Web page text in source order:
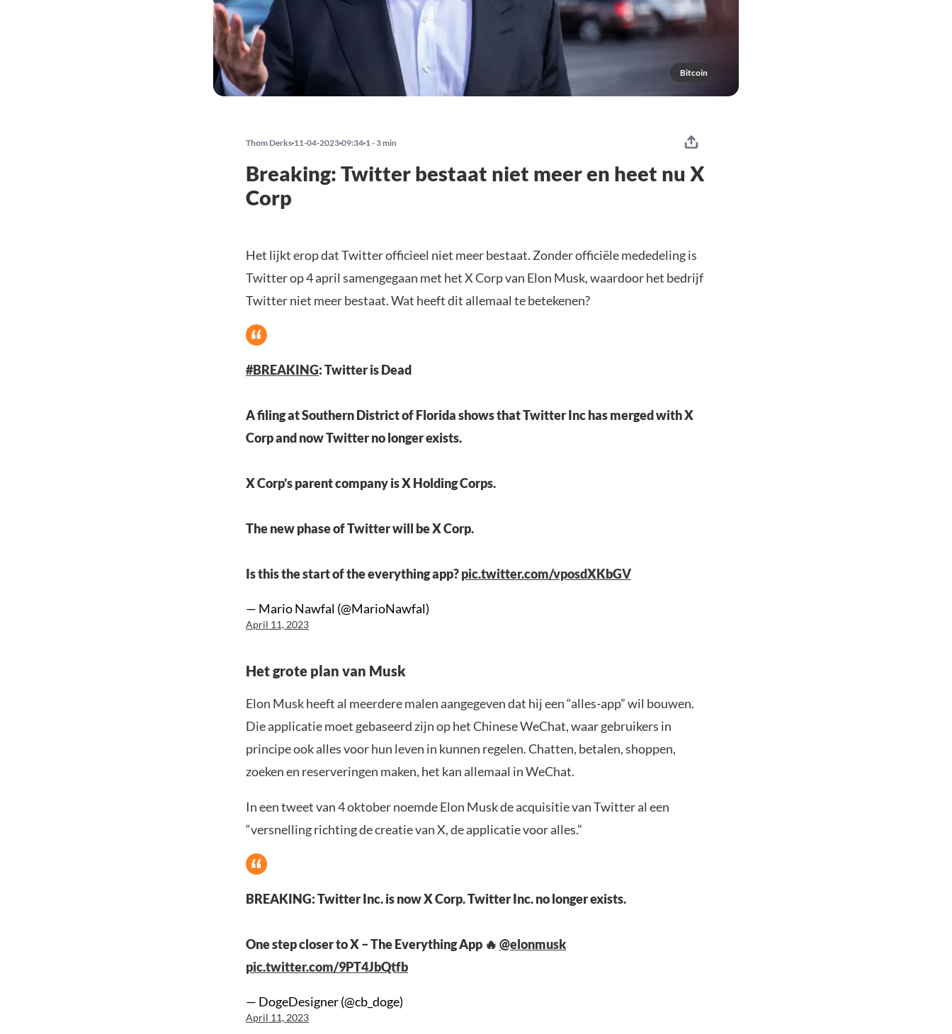
Bitcoin
Thom Derks 11-04-2023 09:34 1 - 3 min
Breaking: Twitter bestaat niet meer en heet nu X
Corp
Het lijkt erop dat Twitter officieel niet meer bestaat. Zonder officiële mededeling is
Twitter op 4 april samengegaan met het X Corp van Elon Musk, waardoor het bedrijf
Twitter niet meer bestaat. Wat heeft dit allemaal te betekenen?
#BREAKING: Twitter is Dead
A filing at Southern District of Florida shows that Twitter Inc has merged with X
Corp and now Twitter no longer exists.
X Corp’s parent company is X Holding Corps.
The new phase of Twitter will be X Corp.
Is this the start of the everything app?pic.twitter.com/vposdXKbGV
— Mario Nawfal (@MarioNawfal)
April 11, 2023
Het grote plan van Musk
Elon Musk heeft al meerdere malen aangegeven dat hij een “alles-app” wil bouwen.
Die applicatie moet gebaseerd zijn op het Chinese WeChat, waar gebruikers in
principe ook alles voor hun leven in kunnen regelen. Chatten, betalen, shoppen,
zoeken en reserveringen maken, het kan allemaal in WeChat.
In een tweet van 4 oktober noemde Elon Musk de acquisitie van Twitter al een
“versnelling richting de creatie van X, de applicatie voor alles.”
BREAKING: Twitter Inc. is now X Corp. Twitter Inc. no longer exists.
One step closer to X – The Everything App 🔥 @elonmusk
pic.twitter.com/9PT4JbQtfb
— DogeDesigner (@cb_doge)
April 11, 2023